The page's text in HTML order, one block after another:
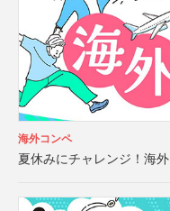
海外コンペ
夏休みにチャレンジ！海